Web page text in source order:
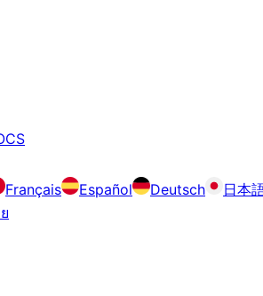
Français Español Deutsch 日本